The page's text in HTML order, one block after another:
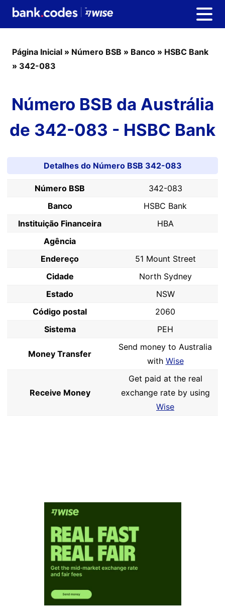
Página Inicial » Número BSB » Banco » HSBC Bank
» 342-083
Número BSB da Austrália
de 342-083 - HSBC Bank
Detalhes do Número BSB 342-083
Número BSB
342-083
Banco
HSBC Bank
Instituição Financeira
HBA
Agência
Endereço
51 Mount Street
Cidade
North Sydney
Estado
NSW
Código postal
2060
Sistema
PEH
Money Transfer
Send money to Australia
with Wise
Receive Money
Get paid at the real
exchange rate by using
Wise